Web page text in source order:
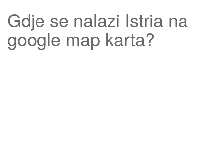
Gdje se nalazi Istria na
google map karta?